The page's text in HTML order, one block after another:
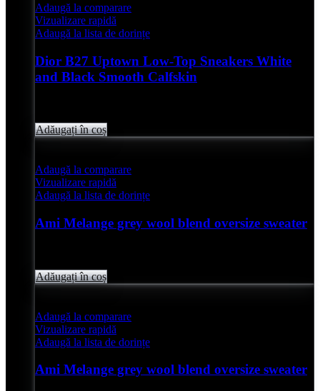
Adaugă la comparare
Vizualizare rapidă
Adaugă la lista de dorințe
Dior B27 Uptown Low-Top Sneakers White
and Black Smooth Calfskin
Adăugați în coș
Adaugă la comparare
Vizualizare rapidă
Adaugă la lista de dorințe
Ami Melange grey wool blend oversize sweater
Adăugați în coș
Adaugă la comparare
Vizualizare rapidă
Adaugă la lista de dorințe
Ami Melange grey wool blend oversize sweater